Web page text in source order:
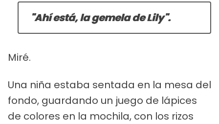
"Ahí está, la gemela de Lily".
Miré.
Una niña estaba sentada en la mesa del
fondo, guardando un juego de lápices
de colores en la mochila, con los rizos